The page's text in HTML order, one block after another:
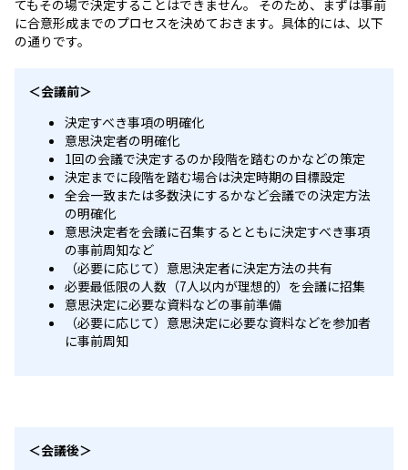
てもその場で決定することはできません。 そのため、まずは事前
に合意形成までのプロセスを決めておきます。具体的には、以下
の通りです。
＜会議前＞
決定すべき事項の明確化
意思決定者の明確化
1回の会議で決定するのか段階を踏むのかなどの策定
決定までに段階を踏む場合は決定時期の目標設定
全会一致または多数決にするかなど会議での決定方法
の明確化
意思決定者を会議に召集するとともに決定すべき事項
の事前周知など
（必要に応じて）意思決定者に決定方法の共有
必要最低限の人数（7人以内が理想的）を会議に招集
意思決定に必要な資料などの事前準備
（必要に応じて）意思決定に必要な資料などを参加者
に事前周知
＜会議後＞